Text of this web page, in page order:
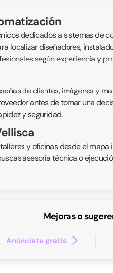
dedicados a sistemas de
localizar diseñadores,
según experiencia y
de clientes, imágenes y
antes de tomar una
y seguridad.
y oficinas desde el
asesoría técnica o
Mejoras o
Anúnciate gratis